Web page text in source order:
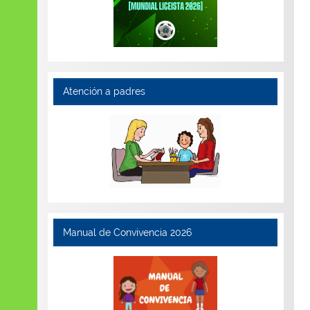
Atención a padres
Manual de Convivencia 2026